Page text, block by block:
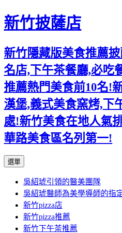
新竹披薩店
新竹隱藏版美食推薦
名店,下午茶餐廳,必吃
推薦熱門美食前10名!
漢堡,義式美食窯烤,下
處!新竹美食在地人氣
華路美食區名列第一!
選單
主
要
內
容
吳紹琥引領的醫美團隊
吳紹琥醫師為美學導師的指
新竹pizza店
新竹pizza推薦
新竹下午茶推薦